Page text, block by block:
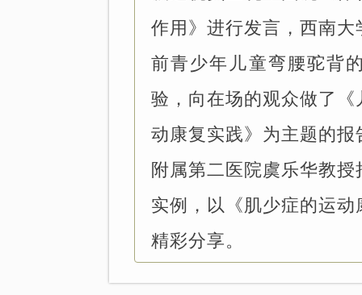
作用》进行发言，西南
前青少年儿童弯腰驼背
验，向在场的观众做了
动康复实践》为主题的
附属第二医院虞乐华教
实例，以《肌少症的运
精彩分享。